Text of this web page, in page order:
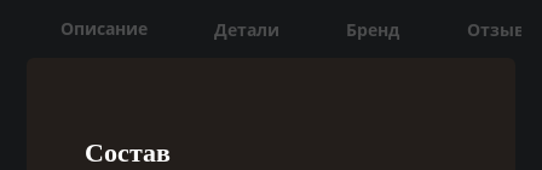
Описание Детали Бренд Отзывы
Состав